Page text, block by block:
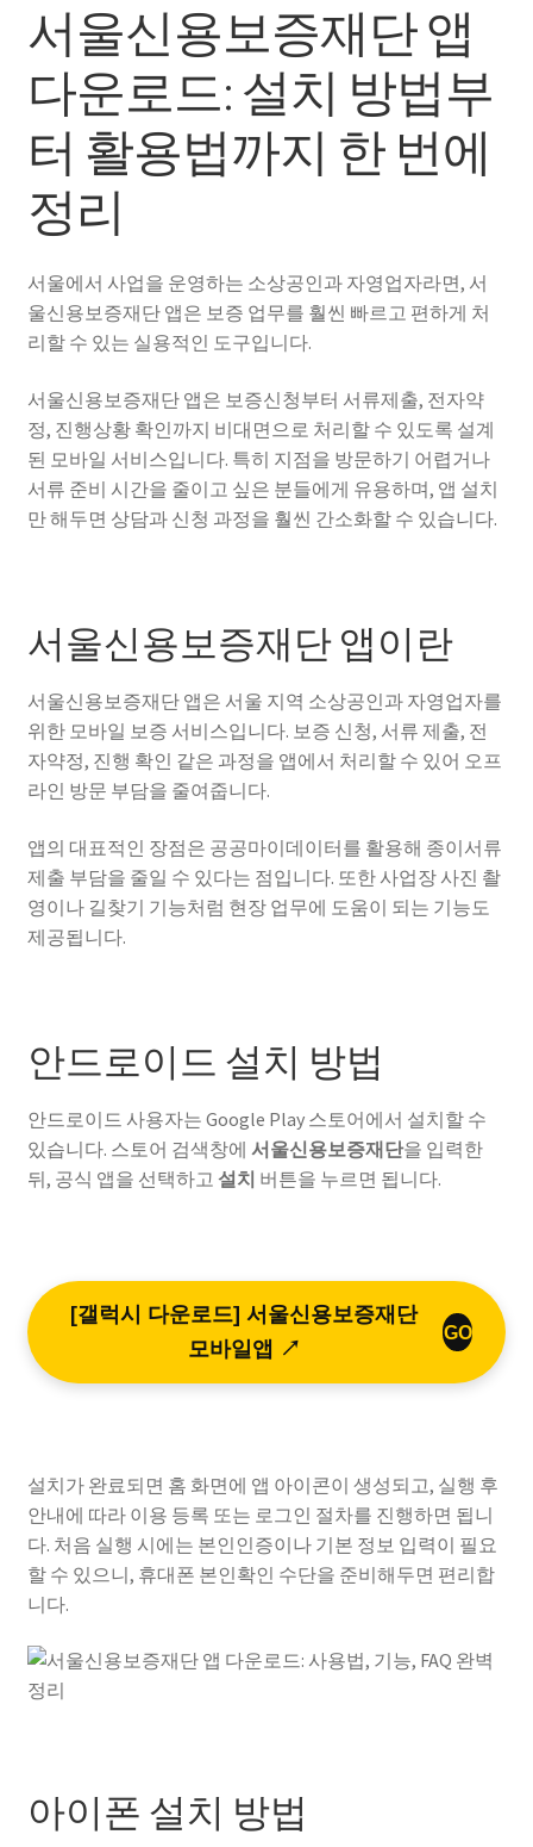
서울신용보증재단 앱
다운로드: 설치 방법부
터 활용법까지 한 번에
정리
서울에서 사업을 운영하는 소상공인과 자영업자라면, 서
울신용보증재단 앱은 보증 업무를 훨씬 빠르고 편하게 처
리할 수 있는 실용적인 도구입니다.
서울신용보증재단 앱은 보증신청부터 서류제출, 전자약
정, 진행상황 확인까지 비대면으로 처리할 수 있도록 설계
된 모바일 서비스입니다. 특히 지점을 방문하기 어렵거나
서류 준비 시간을 줄이고 싶은 분들에게 유용하며, 앱 설치
만 해두면 상담과 신청 과정을 훨씬 간소화할 수 있습니다.
서울신용보증재단 앱이란
서울신용보증재단 앱은 서울 지역 소상공인과 자영업자를
위한 모바일 보증 서비스입니다. 보증 신청, 서류 제출, 전
자약정, 진행 확인 같은 과정을 앱에서 처리할 수 있어 오프
라인 방문 부담을 줄여줍니다.
앱의 대표적인 장점은 공공마이데이터를 활용해 종이서류
제출 부담을 줄일 수 있다는 점입니다. 또한 사업장 사진 촬
영이나 길찾기 기능처럼 현장 업무에 도움이 되는 기능도
제공됩니다.
안드로이드 설치 방법
안드로이드 사용자는 Google Play 스토어에서 설치할 수
있습니다. 스토어 검색창에 서울신용보증재단을 입력한
뒤, 공식 앱을 선택하고 설치 버튼을 누르면 됩니다.
[갤럭시 다운로드] 서울신용보증재단
모바일앱 ↗
GO
설치가 완료되면 홈 화면에 앱 아이콘이 생성되고, 실행 후
안내에 따라 이용 등록 또는 로그인 절차를 진행하면 됩니
다. 처음 실행 시에는 본인인증이나 기본 정보 입력이 필요
할 수 있으니, 휴대폰 본인확인 수단을 준비해두면 편리합
니다.
아이폰 설치 방법